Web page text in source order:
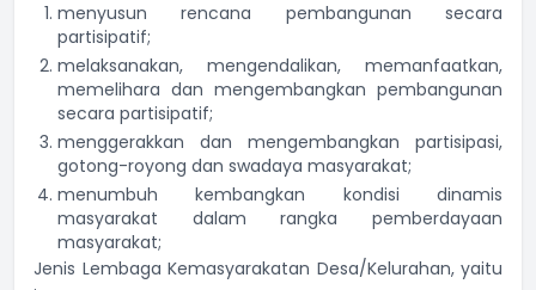
menyusun rencana pembangunan secara
partisipatif;
melaksanakan, mengendalikan, memanfaatkan,
memelihara dan mengembangkan pembangunan
secara partisipatif;
menggerakkan dan mengembangkan partisipasi,
gotong-royong dan swadaya masyarakat;
menumbuh kembangkan kondisi dinamis
masyarakat dalam rangka pemberdayaan
masyarakat;
Jenis Lembaga Kemasyarakatan Desa/Kelurahan, yaitu